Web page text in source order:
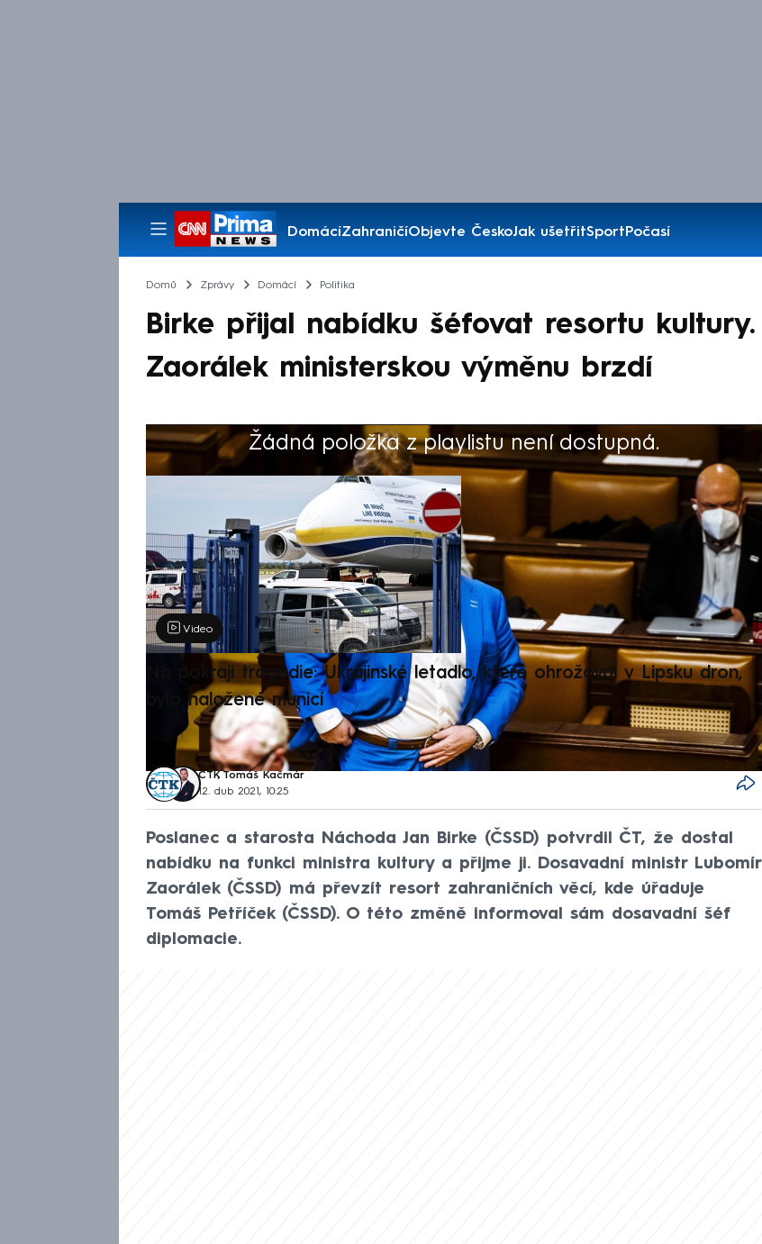
DomácíZahraničíObjevte ČeskoJak ušetřitSportPočasí
Pořady
Domů Zprávy Domácí Politika
Birke přijal nabídku šéfovat resortu kultury.
Zaorálek ministerskou výměnu brzdí
Žádná položka z playlistu není dostupná.
Výběr redakce
Video
Na pokraji tragédie: Ukrajinské letadlo, které ohrožoval v Lipsku dron,
bylo naložené municí
ČTK, Tomáš Kačmár
12. dub 2021, 10:25
Poslanec a starosta Náchoda Jan Birke (ČSSD) potvrdil ČT, že dostal
nabídku na funkci ministra kultury a přijme ji. Dosavadní ministr Lubomír
Zaorálek (ČSSD) má převzít resort zahraničních věcí, kde úřaduje
Tomáš Petříček (ČSSD). O této změně informoval sám dosavadní šéf
diplomacie.